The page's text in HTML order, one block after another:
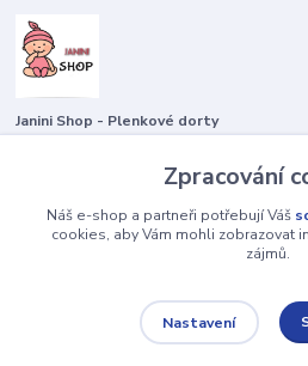
Janini Shop - Plenkové dorty
+420722435263 797829043
plenkovydort@email.cz
Zpracování
Náš e-shop a partneři potřebují Váš
cookies, aby Vám mohli zobrazovat
zájmů.
Nastavení